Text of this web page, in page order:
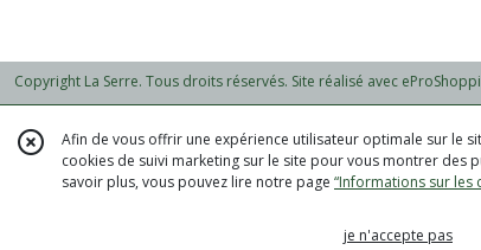
Copyright La Serre. Tous droits réservés. Site réalisé avec
Afin de vous offrir une expérience utilisateur optimale sur le
cookies de suivi marketing sur le site pour vous montrer des
savoir plus, vous pouvez lire notre page “Informations sur les
je n'accepte pas